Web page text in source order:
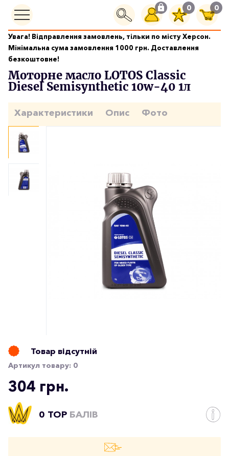
0 0
Увага! Відправлення замовлень, тільки по місту Херсон.
Мінімальна сума замовлення 1000 грн. Доставлення
безкоштовне!
Моторні масла
Моторне масло LOTOS Classic Diesel Semisynthetic 10w-40 1л
Моторне масло LOTOS Classic
Diesel Semisynthetic 10w-40 1л
Характеристики Опис Фото
Товар відсутній
Артикул товару: 0
304 грн.
0 TOP БАЛІВ